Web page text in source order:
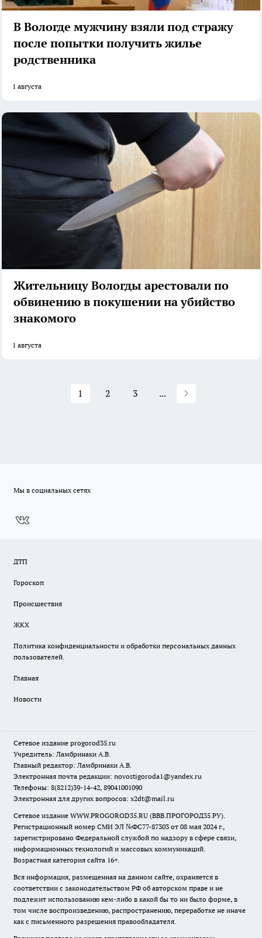
В Вологде мужчину взяли под стражу
после попытки получить жилье
родственника
1 августа
Жительницу Вологды арестовали по
обвинению в покушении на убийство
знакомого
1 августа
1 2 3 ...
Мы в социальных сетях
ДТП
Гороскоп
Происшествия
ЖКХ
Политика конфиденциальности и обработки персональных данных
пользователей.
Главная
Новости
Сетевое издание progorod35.ru
Учредитель: Ламбринаки А.В.
Главный редактор: Ламбринаки А.В.
Электронная почта редакции: novostigoroda1@yandex.ru
Телефоны: 8(8212)39-14-42, 89041001090
Электронная для других вопросов: x2dt@mail.ru
Сетевое издание WWW.PROGOROD35.RU (ВВВ.ПРОГОРОД35.РУ).
Регистрационный номер СМИ ЭЛ №ФС77-87303 от 08 мая 2024 г.,
зарегистрировано Федеральной службой по надзору в сфере связи,
информационных технологий и массовых коммуникаций.
Возрастная категория сайта 16+.
Вся информация, размещенная на данном сайте, охраняется в
соответствии с законодательством РФ об авторском праве и не
подлежит использованию кем-либо в какой бы то ни было форме, в
том числе воспроизведению, распространению, переработке не иначе
как с письменного разрешения правообладателя.